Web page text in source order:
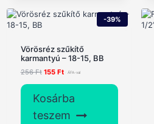
-39%
Vörösréz szűkítő
karmantyú – 18-15, BB
256Ft Original
256 Ft.
155 FtCurrent
155 Ft.
Kosárba
teszem